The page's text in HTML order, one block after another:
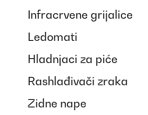
Infracrvene grijalice
Ledomati
Hladnjaci za piće
Rashlađivači zraka
Zidne nape